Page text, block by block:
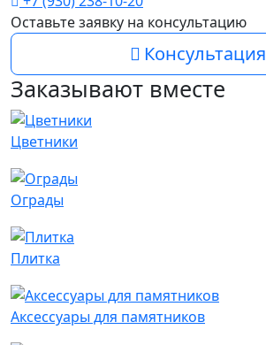
Оставьте заявку на консультацию
Консультация
Заказывают вместе
Цветники
Ограды
Плитка
Аксессуары для памятников